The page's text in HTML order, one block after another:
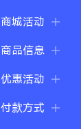
商城活动
商品信息
优惠活动
付款方式